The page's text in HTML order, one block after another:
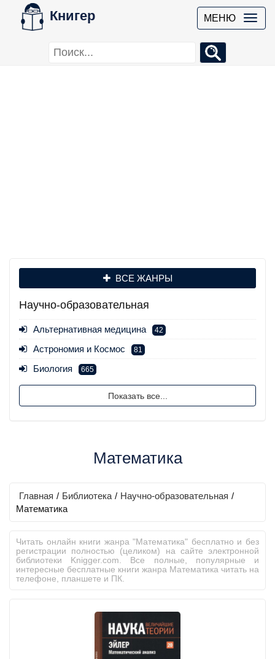
Книгер МЕНЮ
ВСЕ ЖАНРЫ
Научно-образовательная
Альтернативная медицина 42
Астрономия и Космос 81
Биология 665
Показать все...
Математика
Главная / Библиотека / Научно-образовательная /
Математика
Читать онлайн книги жанра "Математика" бесплатно и без
регистрации полностью (целиком) на сайте электронной
библиотеки Knigger.com. Все полные, популярные и
интересные бесплатные книги жанра Математика читать на
телефоне, планшете и ПК.